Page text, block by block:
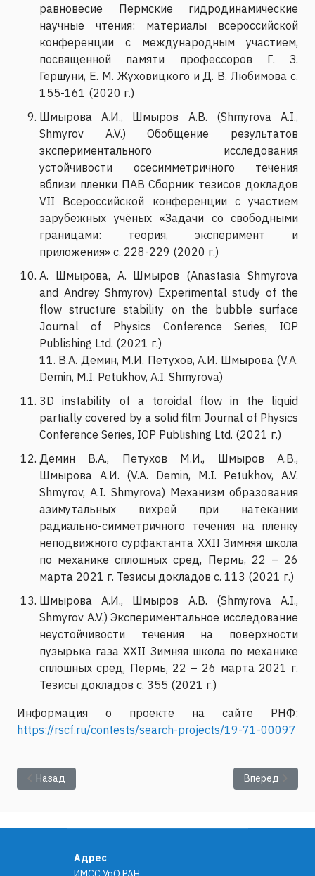
равновесие Пермские гидродинамические
научные чтения: материалы всероссийской
конференции с международным участием,
посвященной памяти профессоров Г. З.
Гершуни, Е. М. Жуховицкого и Д. В. Любимова с.
155-161 (2020 г.)
Шмырова А.И., Шмыров А.В. (Shmyrova A.I.,
Shmyrov A.V.) Обобщение результатов
экспериментального исследования
устойчивости осесимметричного течения
вблизи пленки ПАВ Сборник тезисов докладов
VII Всероссийской конференции с участием
зарубежных учёных «Задачи со свободными
границами: теория, эксперимент и
приложения» с. 228-229 (2020 г.)
А. Шмырова, А. Шмыров (Anastasia Shmyrova
and Andrey Shmyrov) Experimental study of the
flow structure stability on the bubble surface
Journal of Physics Conference Series, IOP
Publishing Ltd. (2021 г.)
11. В.А. Демин, М.И. Петухов, А.И. Шмырова (V.A.
Demin, M.I. Petukhov, A.I. Shmyrova)
3D instability of a toroidal flow in the liquid
partially covered by a solid film Journal of Physics
Conference Series, IOP Publishing Ltd. (2021 г.)
Демин В.А., Петухов М.И., Шмыров А.В.,
Шмырова А.И. (V.A. Demin, M.I. Petukhov, A.V.
Shmyrov, A.I. Shmyrova) Механизм образования
азимутальных вихрей при натекании
радиально-симметричного течения на пленку
неподвижного сурфактанта XХII Зимняя школа
по механике сплошных сред, Пермь, 22 – 26
марта 2021 г. Тезисы докладов с. 113 (2021 г.)
Шмырова А.И., Шмыров А.В. (Shmyrova A.I.,
Shmyrov A.V.) Экспериментальное исследование
неустойчивости течения на поверхности
пузырька газа XХII Зимняя школа по механике
сплошных сред, Пермь, 22 – 26 марта 2021 г.
Тезисы докладов с. 355 (2021 г.)
Информация о проекте на сайте РНФ:
https://rscf.ru/contests/search-projects/19-71-00097
Предыдущий: Анализ механизмов нерегулярного
Назад Следующий:
Вперед
Адрес